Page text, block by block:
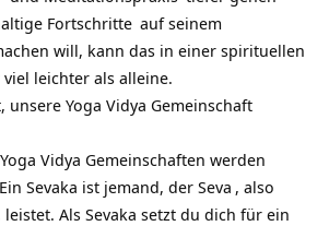
Fortschritte auf seinem
will, kann das in einer spirituellen
leichter als alleine.
unsere Yoga Vidya Gemeinschaft
Vidya Gemeinschaften werden
Sevaka ist jemand, der Seva , also
Als Sevaka setzt du dich für ein